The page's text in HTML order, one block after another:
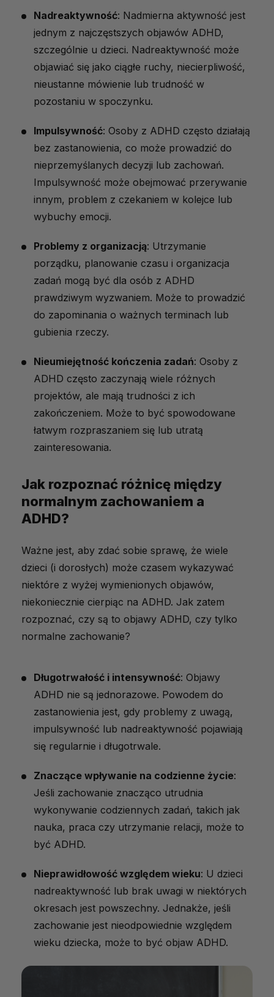
Nadreaktywność: Nadmierna aktywność jest
jednym z najczęstszych objawów ADHD,
szczególnie u dzieci. Nadreaktywność może
objawiać się jako ciągłe ruchy, niecierpliwość,
nieustanne mówienie lub trudność w
pozostaniu w spoczynku.
Impulsywność: Osoby z ADHD często działają
bez zastanowienia, co może prowadzić do
nieprzemyślanych decyzji lub zachowań.
Impulsywność może obejmować przerywanie
innym, problem z czekaniem w kolejce lub
wybuchy emocji.
Problemy z organizacją: Utrzymanie
porządku, planowanie czasu i organizacja
zadań mogą być dla osób z ADHD
prawdziwym wyzwaniem. Może to prowadzić
do zapominania o ważnych terminach lub
gubienia rzeczy.
Nieumiejętność kończenia zadań: Osoby z
ADHD często zaczynają wiele różnych
projektów, ale mają trudności z ich
zakończeniem. Może to być spowodowane
łatwym rozpraszaniem się lub utratą
zainteresowania.
Jak rozpoznać różnicę między
normalnym zachowaniem a
ADHD?
Ważne jest, aby zdać sobie sprawę, że wiele
dzieci (i dorosłych) może czasem wykazywać
niektóre z wyżej wymienionych objawów,
niekoniecznie cierpiąc na ADHD. Jak zatem
rozpoznać, czy są to objawy ADHD, czy tylko
normalne zachowanie?
Długotrwałość i intensywność: Objawy
ADHD nie są jednorazowe. Powodem do
zastanowienia jest, gdy problemy z uwagą,
impulsywność lub nadreaktywność pojawiają
się regularnie i długotrwale.
Znaczące wpływanie na codzienne życie:
Jeśli zachowanie znacząco utrudnia
wykonywanie codziennych zadań, takich jak
nauka, praca czy utrzymanie relacji, może to
być ADHD.
Nieprawidłowość względem wieku: U dzieci
nadreaktywność lub brak uwagi w niektórych
okresach jest powszechny. Jednakże, jeśli
zachowanie jest nieodpowiednie względem
wieku dziecka, może to być objaw ADHD.